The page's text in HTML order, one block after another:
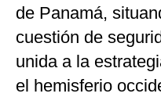
de Panamá,
cuestión de
unida a la
el hemisferio